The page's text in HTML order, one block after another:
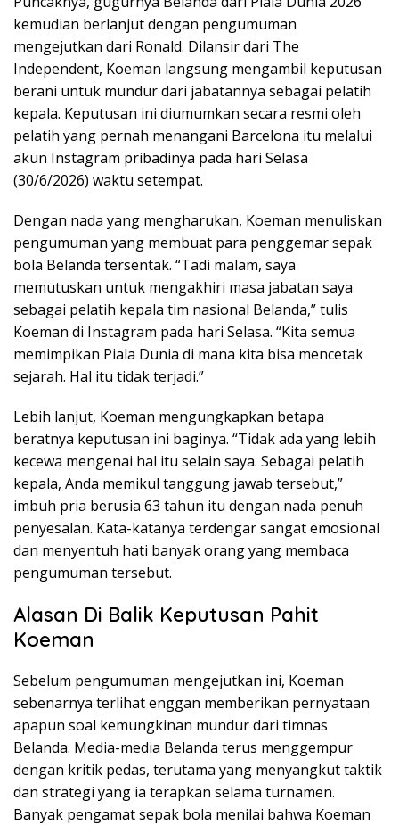
kemudian berlanjut dengan pengumuman
mengejutkan dari Ronald. Dilansir dari The
Independent, Koeman langsung mengambil keputusan
berani untuk mundur dari jabatannya sebagai pelatih
kepala. Keputusan ini diumumkan secara resmi oleh
pelatih yang pernah menangani Barcelona itu melalui
akun Instagram pribadinya pada hari Selasa
(30/6/2026) waktu setempat.
Dengan nada yang mengharukan, Koeman menuliskan
pengumuman yang membuat para penggemar sepak
bola Belanda tersentak. “Tadi malam, saya
memutuskan untuk mengakhiri masa jabatan saya
sebagai pelatih kepala tim nasional Belanda,” tulis
Koeman di Instagram pada hari Selasa. “Kita semua
memimpikan Piala Dunia di mana kita bisa mencetak
sejarah. Hal itu tidak terjadi.”
Lebih lanjut, Koeman mengungkapkan betapa
beratnya keputusan ini baginya. “Tidak ada yang lebih
kecewa mengenai hal itu selain saya. Sebagai pelatih
kepala, Anda memikul tanggung jawab tersebut,”
imbuh pria berusia 63 tahun itu dengan nada penuh
penyesalan. Kata-katanya terdengar sangat emosional
dan menyentuh hati banyak orang yang membaca
pengumuman tersebut.
Alasan Di Balik Keputusan Pahit
Koeman
Sebelum pengumuman mengejutkan ini, Koeman
sebenarnya terlihat enggan memberikan pernyataan
apapun soal kemungkinan mundur dari timnas
Belanda. Media-media Belanda terus menggempur
dengan kritik pedas, terutama yang menyangkut taktik
dan strategi yang ia terapkan selama turnamen.
Banyak pengamat sepak bola menilai bahwa Koeman